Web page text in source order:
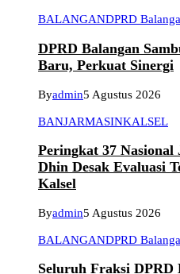
BALANGANDPRD
DPRD Balangan
Baru, Perkuat Sinergi
Byadmin5 Agustus 2026
BANJARMASINKALSEL
Peringkat 37
Dhin Desak Evaluasi
Kalsel
Byadmin5 Agustus 2026
BALANGANDPRD
Seluruh Fraksi DPRD